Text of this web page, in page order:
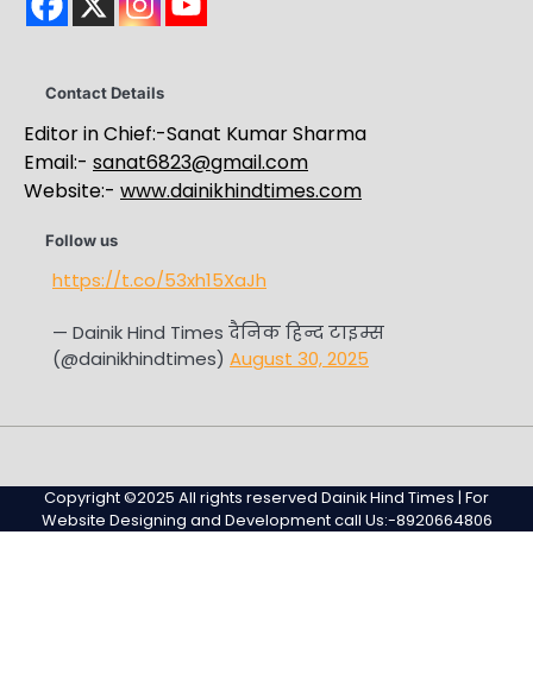
Contact Details
Editor in Chief:-Sanat Kumar Sharma
Email:- sanat6823@gmail.com
Website:- www.dainikhindtimes.com
Follow us
https://t.co/53xh15XaJh
— Dainik Hind Times दैनिक हिन्द टाइम्स
(@dainikhindtimes) August 30, 2025
Page
Page
Copyright ©2025 All rights reserved Dainik Hind Times | For
Website Designing and Development call Us:-8920664806